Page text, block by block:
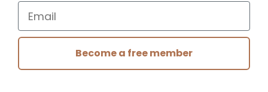
Email
Become a free member